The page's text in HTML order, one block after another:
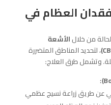
العظام في
من خلالالأشعة
، لتحديد المناطق المتضررة
وتشمل طرق العلاج:
عن طريق زراعة نسيج عظمي